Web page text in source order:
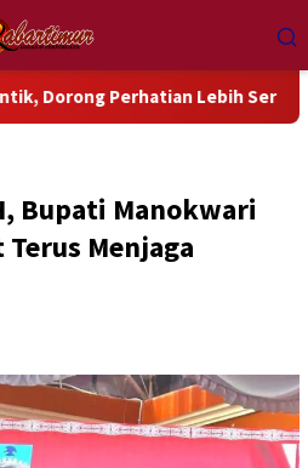
Lebih Serius Terhadap Isu
Bupati Manokwari
Menjaga